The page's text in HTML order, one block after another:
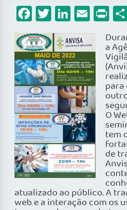
Facebook
TwitterEmail
a
para
O
tem
de
atualizado ao público. A
web e a interação com os